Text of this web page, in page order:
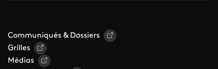
Communiqués & Dossiers
Grilles
Médias